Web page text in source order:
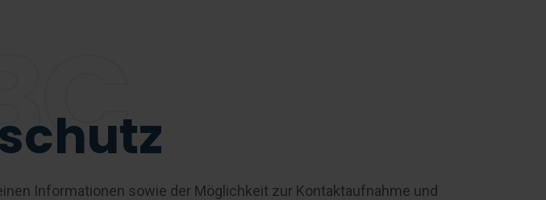
Informationen sowie der Möglichkeit zur Kontaktaufnahme und